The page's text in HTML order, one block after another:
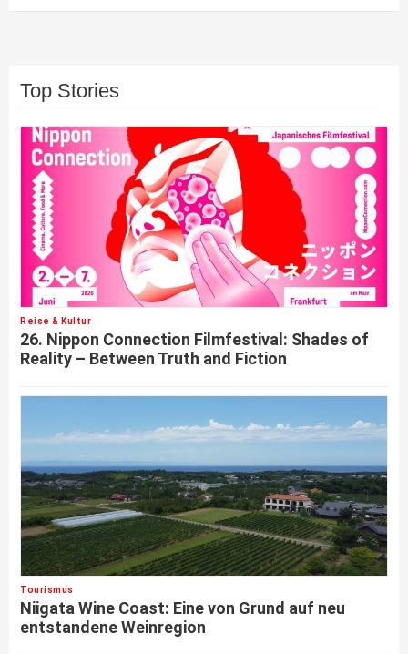
Top Stories
Reise & Kultur
26. Nippon Connection Filmfestival: Shades of
Reality – Between Truth and Fiction
Tourismus
Niigata Wine Coast: Eine von Grund auf neu
entstandene Weinregion